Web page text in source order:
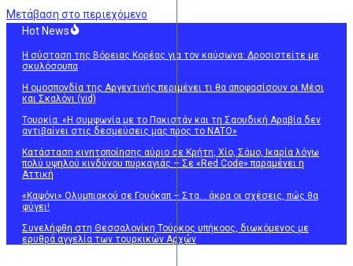
Μετάβαση στο περιεχόμενο
Hot News
Η σύσταση της Βόρειας Κορέας για τον καύσωνα: Δροσιστείτε με
σκυλόσουπα
Η ομοσπονδία της Αργεντινής περιμένει τι θα αποφασίσουν οι Μέσι
και Σκαλόνι (vid)
Τουρκία: «Η συμφωνία με το Πακιστάν και τη Σαουδική Αραβία δεν
αντιβαίνει στις δεσμεύσεις μας προς το ΝΑΤΟ»
Κατάσταση κινητοποίησης αύριο σε Κρήτη, Χίο, Σάμο, Ικαρία λόγω
πολύ υψηλού κινδύνου πυρκαγιάς – Σε «Red Code» παραμένει η
Αττική
«Καψόνι» Ολυμπιακού σε Γουόκαπ – Στα… άκρα οι σχέσεις, πώς θα
φύγει!
Συνελήφθη στη Θεσσαλονίκη Τούρκος υπήκοος, διωκόμενος με
ερυθρά αγγελία των τουρκικών Αρχών